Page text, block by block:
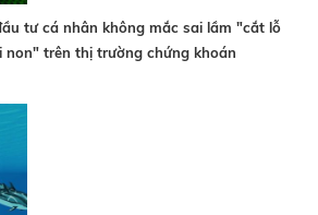
tư cá nhân không mắc sai lầm "cắt lỗ
trên thị trường chứng khoán